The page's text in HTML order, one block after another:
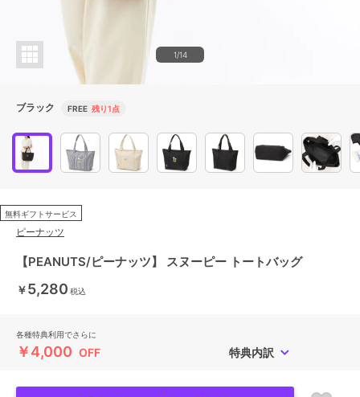
1/14
ブラック FREE 残り1点
無料ギフトサービス
ピーナッツ
【PEANUTS/ピーナッツ】 スヌーピー トートバッグ
￥5,280 税込
各種特典利用でさらに
￥4,000 OFF 特典内訳